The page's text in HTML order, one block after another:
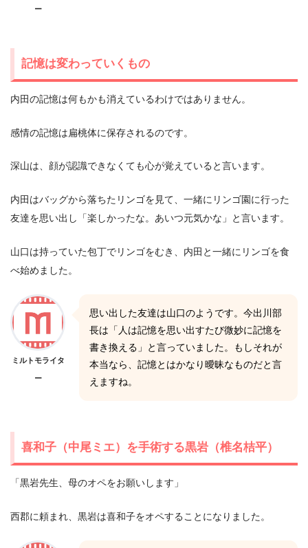
ー
記憶は変わっていくもの
内田の記憶は何もかも消えているわけではありません。
感情の記憶は扁桃体に保存されるのです。
深山は、顔が認識できなくても心が覚えていると言います。
内田はバッグから落ちたリンゴを見て、一緒にリンゴ園に行った
友達を思い出し「楽しかったな。あいつ元気かな」と言います。
山口は持っていた包丁でリンゴをむき、内田と一緒にリンゴを食
べ始めました。
ミルトモライタ
ー
思い出した友達は山口のようです。今出川部
長は「人は記憶を思い出すたび微妙に記憶を
書き換える」と言っていました。もしそれが
本当なら、記憶とはかなり曖昧なものだと言
えますね。
喜和子（中尾ミエ）を手術する黒岩（椎名桔平）
「黒岩先生、母のオペをお願いします」
西郡に頼まれ、黒岩は喜和子をオペすることになりました。